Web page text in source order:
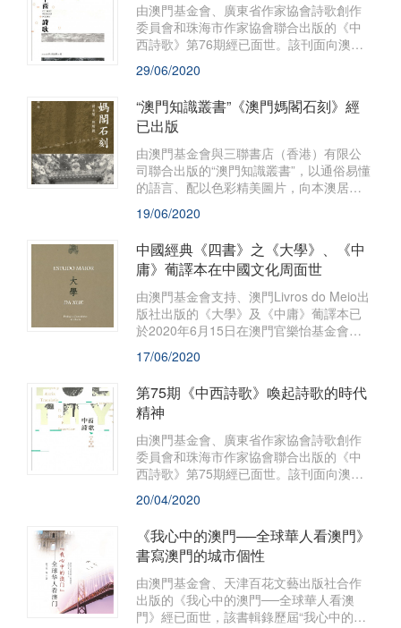
由澳門基金會、廣東省作家協會詩歌創作
委員會和珠海市作家協會聯合出版的《中
西詩歌》第76期經已面世。該刊面向澳門
及各地作者開放投稿，以尊重自由和開放
包容的精神，精選原創華文作品或外語詩
譯作，與詩人及其作品一起營造一個多彩
紛呈的詩歌世界。
29/06/2020
“澳門知識叢書”《澳門媽閣石刻》經
已出版
由澳門基金會與三聯書店（香港）有限公
司聯合出版的“澳門知識叢書”，以通俗易懂
的語言、配以色彩精美圖片，向本澳居
民、青年學生和旅客宣傳推介澳門具價值
的本土文化知識。
19/06/2020
中國經典《四書》之《大學》、《中
庸》葡譯本在中國文化周面世
由澳門基金會支持、澳門Livros do Meio出
版社出版的《大學》及《中庸》葡譯本已
於2020年6月15日在澳門官樂怡基金會舉
行發佈會。
17/06/2020
第75期《中西詩歌》喚起詩歌的時代
精神
由澳門基金會、廣東省作家協會詩歌創作
委員會和珠海市作家協會聯合出版的《中
西詩歌》第75期經已面世。該刊面向澳門
及各地作者開放投稿，以尊重自由和開放
包容的精神，精選原創華文作品或外語詩
譯作，與詩人及其作品一起營造一個多彩
紛呈的詩歌世界。
20/04/2020
《我心中的澳門──全球華人看澳門》
書寫澳門的城市個性
由澳門基金會、天津百花文藝出版社合作
出版的《我心中的澳門──全球華人看澳
門》經已面世，該書輯錄歷屆“我心中的澳